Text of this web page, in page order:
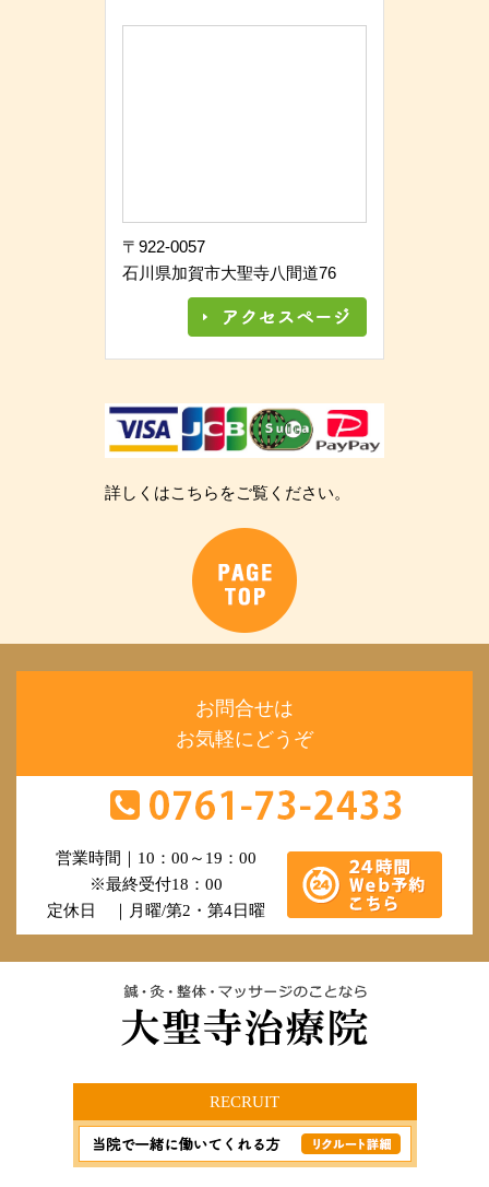
〒922-0057
石川県加賀市大聖寺八間道76
詳しくはこちらをご覧ください。
お問合せは
お気軽にどうぞ
営業時間｜10：00～19：00
※最終受付18：00
定休日 ｜月曜/第2・第4日曜
RECRUIT